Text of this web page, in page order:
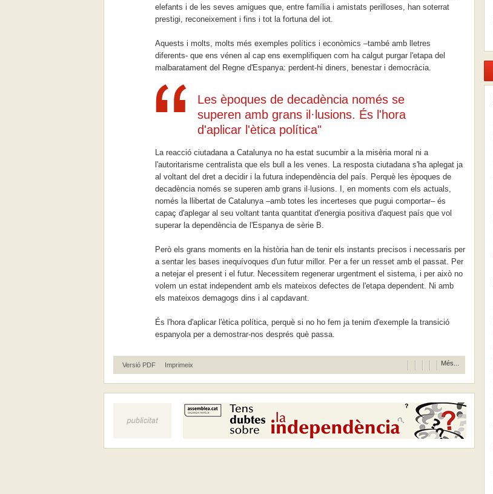
elefants i de les seves amigues que, entre família i amistats perilloses, han soterrat
prestigi, reconeixement i fins i tot la fortuna del iot.
Aquests i molts, molts més exemples polítics i econòmics –també amb lletres
diferents- que ens vénen al cap ens exemplifiquen com ha calgut purgar l'etapa del
malbaratament del Regne d'Espanya: perdent-hi diners, benestar i democràcia.
Les èpoques de decadència només se
superen amb grans il·lusions. És l'hora
d'aplicar l'ètica política"
La reacció ciutadana a Catalunya no ha estat sucumbir a la misèria moral ni a
l'autoritarisme centralista que els bull a les venes. La resposta ciutadana s'ha aplegat ja
al voltant del dret a decidir i la futura independència del país. Perquè les èpoques de
decadència només se superen amb grans il·lusions. I, en moments com els actuals,
només la llibertat de Catalunya –amb totes les incerteses que pugui comportar– és
capaç d'aplegar al seu voltant tanta quantitat d'energia positiva d'aquest país que vol
superar la dependència de l'Espanya de sèrie B.
Però els grans moments en la història han de tenir els instants precisos i necessaris per
a sentar les bases inequívoques d'un futur millor. Per a fer un resset amb el passat. Per
a netejar el present i el futur. Necessitem regenerar urgentment el sistema, i per això no
volem un estat independent amb els mateixos defectes de l'etapa dependent. Ni amb
els mateixos demagogs dins i al capdavant.
És l'hora d'aplicar l'ètica política, perquè si no ho fem ja tenim d'exemple la transició
espanyola per a demostrar-nos després què passa.
Versió PDF Imprimeix Més...